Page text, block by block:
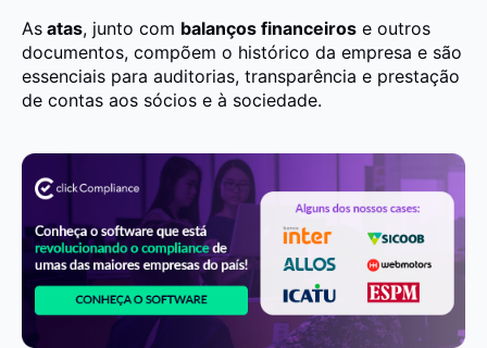
As atas, junto com balanços financeiros e outros
documentos, compõem o histórico da empresa e são
essenciais para auditorias, transparência e prestação
de contas aos sócios e à sociedade.